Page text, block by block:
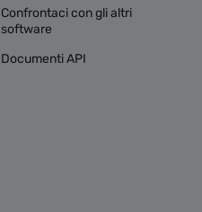
Confrontaci con gli altri
software
Documenti API